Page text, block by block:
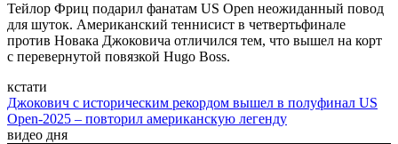
Тейлор Фриц подарил фанатам US Open неожиданный повод
для шуток. Американский теннисист в четвертьфинале
против Новака Джоковича отличился тем, что вышел на корт
с перевернутой повязкой Hugo Boss.
кстати
Джокович с историческим рекордом вышел в полуфинал US
Open-2025 – повторил американскую легенду
видео дня